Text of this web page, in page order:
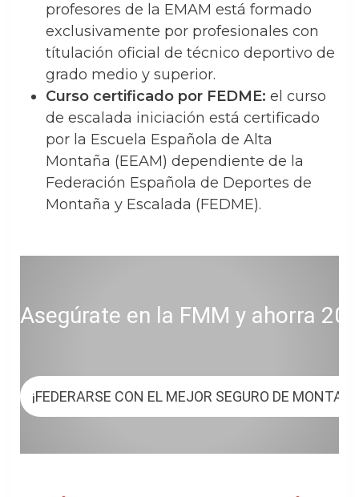
profesores de la EMAM está formado
exclusivamente por profesionales con
títulación oficial de técnico deportivo de
grado medio y superior.
Curso certificado por FEDME: el curso
de escalada iniciación está certificado
por la Escuela Española de Alta
Montaña (EEAM) dependiente de la
Federación Española de Deportes de
Montaña y Escalada (FEDME).
Asegúrate en la FMM y ahorra
¡FEDERARSE CON EL MEJOR SEGURO DE